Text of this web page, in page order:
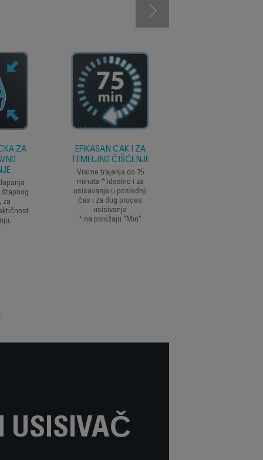
ZA
štapnog
za
EFIKASAN ČAK I ZA
TEMELJNO ČIŠĆENJE
Vreme trajanja do 75
minuta * idealno i za
usisavanje u poslednji
čas i za dug proces
usisivanja
* na položaju "Min"
USISIVAČ